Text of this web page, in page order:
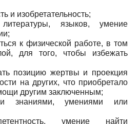
и изобретательность;
языков, умение
к физической работе, в том
для того, чтобы избежать
позицию жертвы и проекция
на других, что приобретало
другим заключенным;
знаниями, умениями или
умение найти